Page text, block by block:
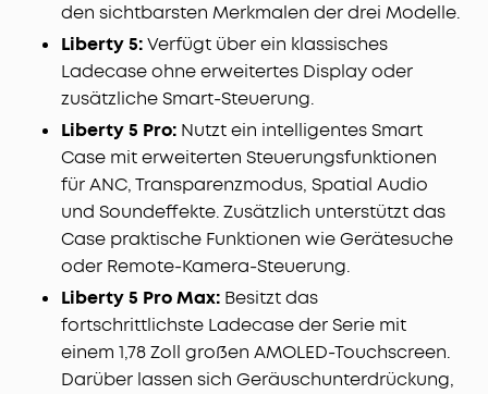
den sichtbarsten Merkmalen der drei Modelle.
Liberty 5:Verfügt über ein klassisches
Ladecase ohne erweitertes Display oder
zusätzliche Smart-Steuerung.
Liberty 5 Pro: Nutzt ein intelligentes Smart
Case mit erweiterten Steuerungsfunktionen
für ANC, Transparenzmodus, Spatial Audio
und Soundeffekte. Zusätzlich unterstützt das
Case praktische Funktionen wie Gerätesuche
oder Remote-Kamera-Steuerung.
Liberty 5 Pro Max: Besitzt das
fortschrittlichste Ladecase der Serie mit
einem 1,78 Zoll großen AMOLED-Touchscreen.
Darüber lassen sich Geräuschunterdrückung,